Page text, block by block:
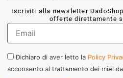
Iscriviti alla newsletter
offerte direttamente
Dichiaro di aver letto la Policy
acconsento al trattamento dei miei